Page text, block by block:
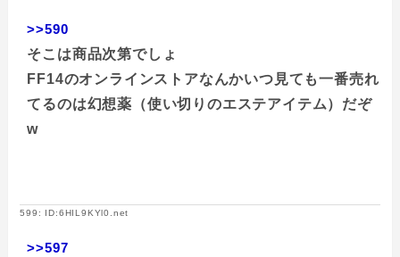
>>590
そこは商品次第でしょ
FF14のオンラインストアなんかいつ見ても一番売れ
てるのは幻想薬（使い切りのエステアイテム）だぞ
w
599: ID:6HIL9KYl0.net
>>597